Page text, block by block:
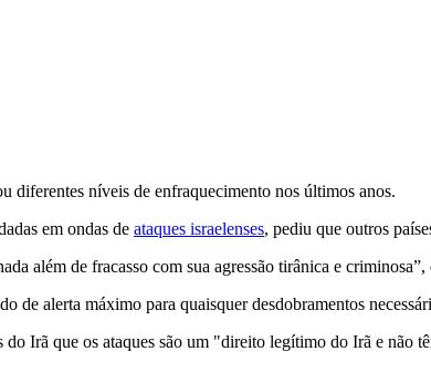
diferentes níveis de enfraquecimento nos últimos anos.
em ondas de ataques israelenses, pediu que outros
além de fracasso com sua agressão tirânica e
de alerta máximo para quaisquer desdobramentos
Irã que os ataques são um "direito legítimo do Irã e não